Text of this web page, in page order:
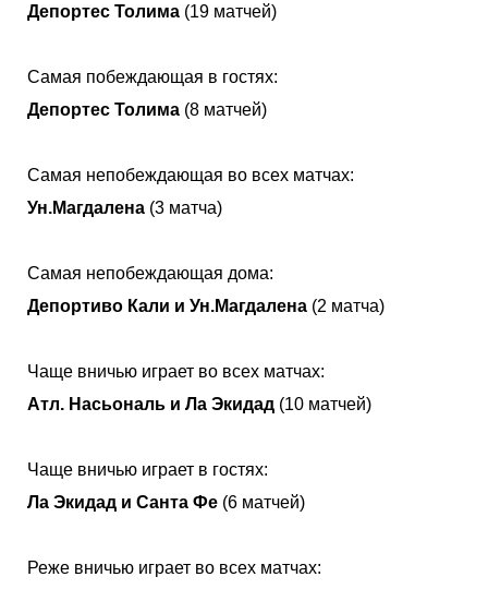
Депортес Толима (19 матчей)
Самая побеждающая в гостях:
Депортес Толима (8 матчей)
Самая непобеждающая во всех матчах:
Ун.Магдалена (3 матча)
Самая непобеждающая дома:
Депортиво Кали и Ун.Магдалена (2 матча)
Чаще вничью играет во всех матчах:
Атл. Насьональ и Ла Экидад (10 матчей)
Чаще вничью играет в гостях:
Ла Экидад и Санта Фе (6 матчей)
Реже вничью играет во всех матчах: